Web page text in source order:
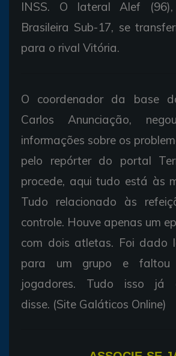
INSS. O lateral Alef
Brasileira Sub-17, se
para o rival Vitória.
O coordenador da base
Carlos Anunciação,
informações sobre os
pelo repórter do portal
procede, aqui tudo está às
Tudo relacionado às
controle. Houve apenas um
com dois atletas. Foi dado
para um grupo e faltou
jogadores. Tudo isso já
disse. (Site Galáticos Online)